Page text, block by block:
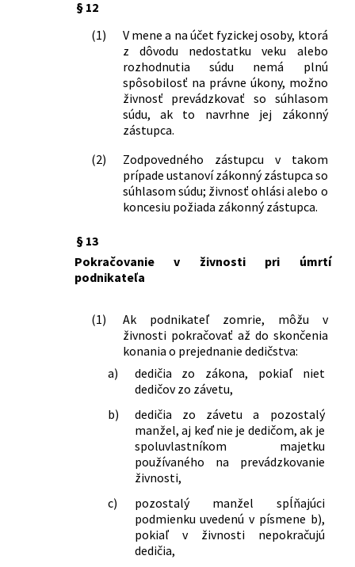
športových podujatí a o zmene a
doplnení niektorých zákonov
Zákon, ktorým sa mení a dopĺňa zákon
č. 338/2000 Z. z. o vnútrozemskej
plavbe a o zmene a doplnení
niektorých zákonov v znení neskorších
dopĺňajú niektoré zákony
Zákon o výbušninách, výbušných
predmetoch a munícii a o zmene a
doplnení niektorých zákonov
neskorších predpisov a ktorým sa
menia a dopĺňajú niektoré zákony
č. 355/2007 Z. z. o ochrane, podpore a
rozvoji verejného zdravia a o zmene a
doplnení niektorých zákonov v znení
neskorších predpisov a o zmene a
doplnení niektorých zákonov
219/2014 Z. z.
Zákon o sociálnej práci a o
podmienkach na výkon niektorých
odborných činností v oblasti sociálnych
vecí a rodiny a o zmene a doplnení
niektorých zákonov
Zákon o energetickej efektívnosti a o
zmene a doplnení niektorých zákonov
Zákon, ktorým sa mení a dopĺňa zákon
č. 595/2003 Z. z. o dani z príjmov v znení
§ 12
(1)
V mene a na účet fyzickej osoby, ktorá
z dôvodu nedostatku veku alebo
rozhodnutia súdu nemá plnú
spôsobilosť na právne úkony, možno
živnosť prevádzkovať so súhlasom
súdu, ak to navrhne jej zákonný
zástupca.
(2)
Zodpovedného zástupcu v takom
prípade ustanoví zákonný zástupca so
súhlasom súdu; živnosť ohlási alebo o
koncesiu požiada zákonný zástupca.
§ 13
Pokračovanie v živnosti pri úmrtí
podnikateľa
(1)
Ak podnikateľ zomrie, môžu v
živnosti pokračovať až do skončenia
konania o prejednanie dedičstva:
a)
dedičia zo zákona, pokiaľ niet
dedičov zo závetu,
b)
dedičia zo závetu a pozostalý
manžel, aj keď nie je dedičom, ak je
spoluvlastníkom majetku
používaného na prevádzkovanie
živnosti,
c)
pozostalý manžel spĺňajúci
podmienku uvedenú v písmene b),
pokiaľ v živnosti nepokračujú
dedičia,